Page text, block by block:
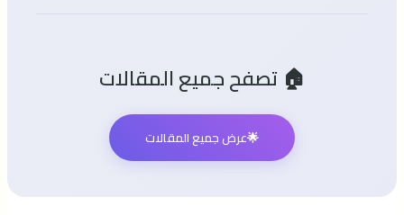
🏠 تصفح جميع المقالات
🌟عرض جميع المقالات